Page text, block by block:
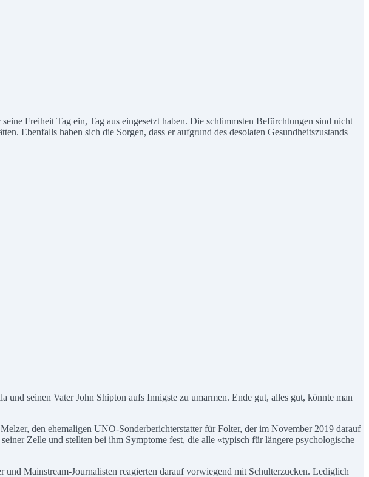
Freiheit Tag ein, Tag aus eingesetzt haben. Die schlimmsten Befürchtungen sind nicht
Ebenfalls haben sich die Sorgen, dass er aufgrund des desolaten Gesundheitszustands
seinen Vater John Shipton aufs Innigste zu umarmen. Ende gut, alles gut, könnte man
den ehemaligen UNO-Sonderberichterstatter für Folter, der im November 2019 darauf
Zelle und stellten bei ihm Symptome fest, die alle «typisch für längere psychologische
Mainstream-Journalisten reagierten darauf vorwiegend mit Schulterzucken. Lediglich